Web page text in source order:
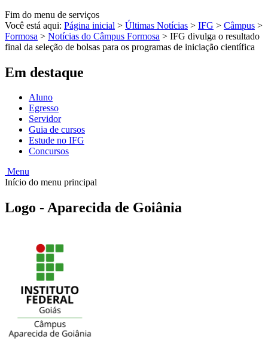
Fim do menu de serviços
Você está aqui: Página inicial > Últimas Notícias > IFG > Câmpus >
Formosa > Notícias do Câmpus Formosa > IFG divulga o resultado
final da seleção de bolsas para os programas de iniciação científica
Em destaque
Aluno
Egresso
Servidor
Guia de cursos
Estude no IFG
Concursos
Menu
Início do menu principal
Logo - Aparecida de Goiânia